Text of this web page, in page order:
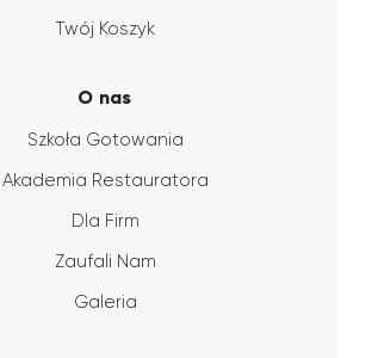
Twój Koszyk
O nas
Szkoła Gotowania
Akademia Restauratora
Dla Firm
Zaufali Nam
Galeria